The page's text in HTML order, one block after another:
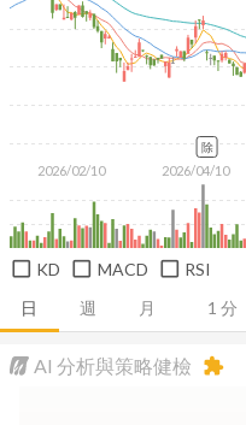
日 週 月
2026/02/10 2026/04/10
除
KD MACD RSI
AI 分析與策略健檢 extension